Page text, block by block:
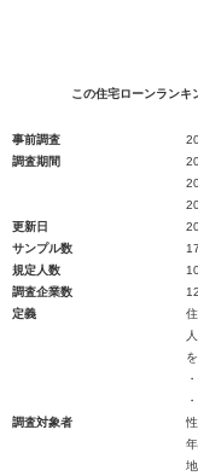
この住宅ローンランキ
事前調査
調査期間
更新日
サンプル数
規定人数
調査企業数
定義
調査対象者